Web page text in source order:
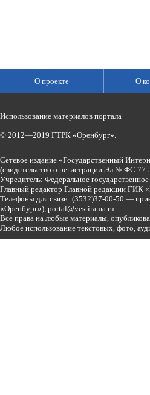
О проекте О
Использование материалов портала
© 2012—2019 ГТРК «Оренбург».
Сетевое издание «Государственный
(свидетельство о регистрации Эл № ФС
Учредитель: Федеральное
Главный редактор Главной редакции ГИК
Телефоны для связи: (3532)37-00-50 —
«Оренбург»), portal@vestirama.ru.
Все права на любые материалы,
Любое использование текстовых, фото,